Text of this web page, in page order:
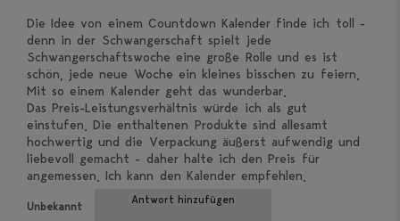
Die Idee von einem Countdown Kalender finde ich toll -
denn in der Schwangerschaft spielt jede
Schwangerschaftswoche eine große Rolle und es ist
schön, jede neue Woche ein kleines bisschen zu feiern.
Mit so einem Kalender geht das wunderbar.
Das Preis-Leistungsverhältnis würde ich als gut
einstufen. Die enthaltenen Produkte sind allesamt
hochwertig und die Verpackung äußerst aufwendig und
liebevoll gemacht - daher halte ich den Preis für
angemessen. Ich kann den Kalender empfehlen.
Unbekannt Antwort hinzufügen